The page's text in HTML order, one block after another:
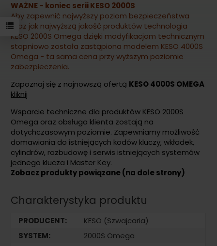
WAŻNE - koniec serii KESO 2000S
Aby zapewnić najwyższy poziom bezpieczeństwa
oraz jak najwyższą jakość produktów technologia
KESO 2000S Omega dzięki modyfikacjom technicznym
stopniowo została zastąpiona modelem KESO 4000S
Omega - ta sama cena przy wyższym poziomie
zabezpieczenia.
Zapoznaj się z najnowszą ofertą KESO 4000S OMEGA
kliknij
Wsparcie techniczne dla produktów KESO 2000S
Omega oraz obsługa klienta zostają na
dotychczasowym poziomie. Zapewniamy możliwość
domawiania do istniejących kodów kluczy, wkładek,
cylindrów, rozbudowę i serwis istniejących systemów
jednego klucza i Master Key.
Zobacz produkty powiązane (na dole strony)
Charakterystyka produktu
PRODUCENT:
KESO (Szwajcaria)
SYSTEM:
2000S Omega